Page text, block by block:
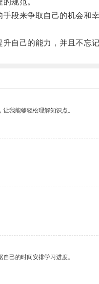
规范。
段来争取自己的机会和幸
己的能力，并且不忘记
我能够轻松理解知识点。
己的时间安排学习进度。